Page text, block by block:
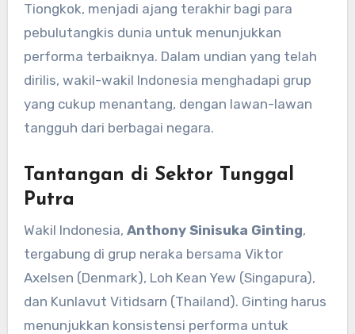
Tiongkok, menjadi ajang terakhir bagi para
pebulutangkis dunia untuk menunjukkan
performa terbaiknya. Dalam undian yang telah
dirilis, wakil-wakil Indonesia menghadapi grup
yang cukup menantang, dengan lawan-lawan
tangguh dari berbagai negara.
Tantangan di Sektor Tunggal
Putra
Wakil Indonesia, Anthony Sinisuka Ginting,
tergabung di grup neraka bersama Viktor
Axelsen (Denmark), Loh Kean Yew (Singapura),
dan Kunlavut Vitidsarn (Thailand). Ginting harus
menunjukkan konsistensi performa untuk